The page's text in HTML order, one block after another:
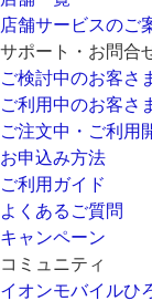
店舗サービスのご
サポート・お問合
ご検討中のお客さ
ご利用中のお客さ
ご注文中・ご利用
お申込み方法
ご利用ガイド
よくあるご質問
キャンペーン
コミュニティ
イオンモバイルひ